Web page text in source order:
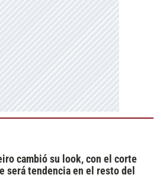
cambió su look, con el corte
será tendencia en el resto del